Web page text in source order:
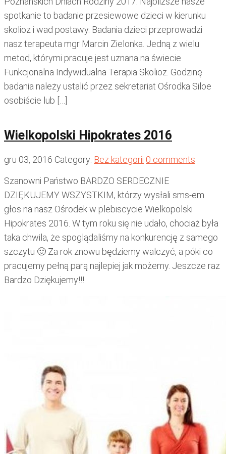
spotkanie to badanie przesiewowe dzieci w kierunku
skolioz i wad postawy. Badania dzieci przeprowadzi
nasz terapeuta mgr Marcin Zielonka. Jedną z wielu
metod, którymi pracuje jest uznana na świecie
Funkcjonalna Indywidualna Terapia Skolioz. Godzinę
badania należy ustalić przez sekretariat Ośrodka Siloe
osobiście lub […]
Wielkopolski Hipokrates 2016
gru 03, 2016 Category: Bez kategorii 0 comments
Szanowni Państwo BARDZO SERDECZNIE
DZIĘKUJEMY WSZYSTKIM, którzy wysłali sms-em
głos na nasz Ośrodek w plebiscycie Wielkopolski
Hipokrates 2016. W tym roku się nie udało, chociaż była
taka chwila, że spoglądaliśmy na konkurencję z samego
szczytu 🙂 Za rok znowu będziemy walczyć, a póki co
pracujemy pełną parą najlepiej jak możemy. Jeszcze raz
Bardzo Dziękujemy!!!